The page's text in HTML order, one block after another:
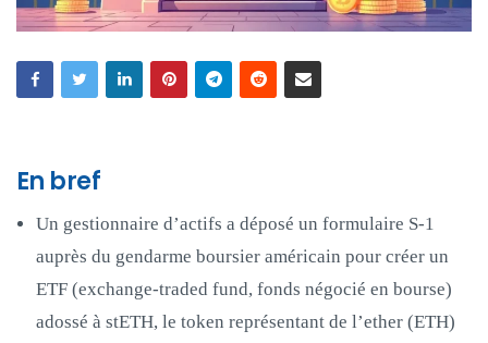
En bref
Un gestionnaire d’actifs a déposé un formulaire S-1
auprès du gendarme boursier américain pour créer un
ETF (exchange-traded fund, fonds négocié en bourse)
adossé à stETH, le token représentant de l’ether (ETH)